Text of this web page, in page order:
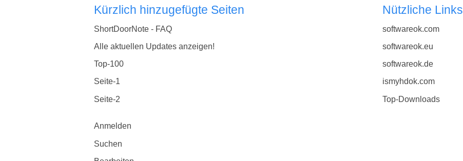
Kürzlich hinzugefügte Seiten
ShortDoorNote - FAQ
Alle aktuellen Updates anzeigen!
Top-100
Seite-1
Seite-2
Anmelden
Suchen
Nützliche Links
softwareok.com
softwareok.eu
softwareok.de
ismyhdok.com
Top-Downloads